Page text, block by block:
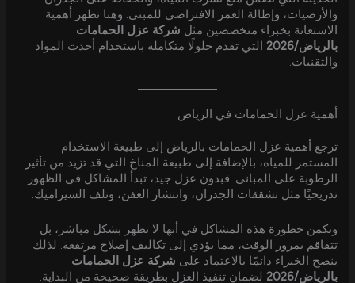
والأرضيات، وإطالة العمر الافتراضي للمبنى. وهنا تظهر أهمية
الاستعانة بخبراء متخصصين مثل شركة عزل الحمامات
بالرياض/2026
التي تقدم حلولًا متكاملة باستخدام أحدث المواد
والتقنيات.
أهمية عزل الحمامات في الرياض
ترجع أهمية عزل الحمامات بالرياض إلى طبيعة الاستخدام
المستمر للمياه، بالإضافة إلى طبيعة المناخ التي قد تزيد من تأثير
الرطوبة على المباني. فبدون عزل جيد، تبدأ المشاكل في الظهور
تدريجيًا مثل تشققات الجدران، وانتشار العفن، وتلف السيراميك.
وتكمن خطورة هذه المشاكل في أنها لا تظهر بشكل مباشر، بل
تتفاقم بمرور الوقت، مما يؤدي إلى تكاليف إصلاح مرتفعة. لذلك
ينصح الخبراء دائمًا بالاعتماد على شركة عزل الحمامات
بالرياض/2026
لضمان تنفيذ العزل بطريقة صحيحة من البداية.